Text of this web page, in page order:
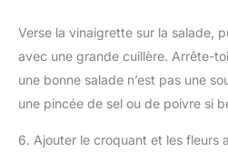
Verse la vinaigrette sur la salade,
avec une grande cuillère. Arrête-
une bonne salade n’est pas une
une pincée de sel ou de poivre si
6. Ajouter le croquant et les fleurs